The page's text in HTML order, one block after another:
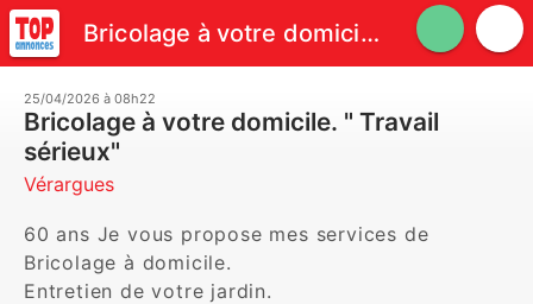
Bricolage à votre domicile. " Travail sérieux"
25/04/2026 à 08h22
Bricolage à votre domicile. " Travail
sérieux"
Vérargues
60 ans Je vous propose mes services de
Bricolage à domicile.
Entretien de votre jardin.